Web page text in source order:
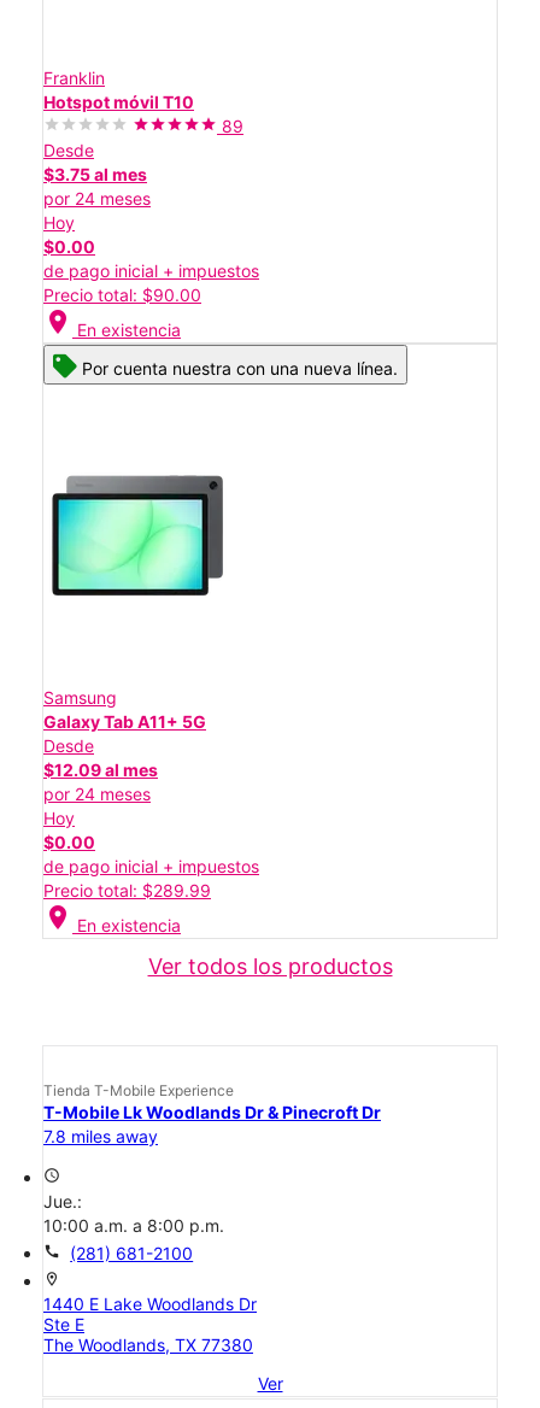
Franklin
Hotspot móvil T10
89
Desde
$3.75 al mes
por 24 meses
Hoy
$0.00
de pago inicial + impuestos
Precio total: $90.00
location_on En existencia
Por cuenta nuestra con una nueva línea.
Samsung
Galaxy Tab A11+ 5G
Desde
$12.09 al mes
por 24 meses
Hoy
$0.00
de pago inicial + impuestos
Precio total: $289.99
location_on En existencia
Ver todos los productos
Tienda T-Mobile Experience
T-Mobile Lk Woodlands Dr & Pinecroft Dr
7.8 miles away
access_time
Jue.:
10:00 a.m. a 8:00 p.m.
call (281) 681-2100
location_on
1440 E Lake Woodlands Dr
Ste E
The Woodlands, TX 77380
Ver